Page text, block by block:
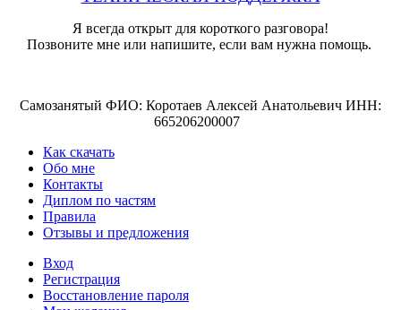
Я всегда открыт для короткого разговора!
Позвоните мне или напишите, если вам нужна помощь.
Самозанятый ФИО: Коротаев Алексей Анатольевич ИНН:
665206200007
Как скачать
Обо мне
Контакты
Диплом по частям
Правила
Отзывы и предложения
Вход
Регистрация
Восстановление пароля